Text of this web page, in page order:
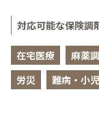
対応可能な保険調
在宅医療 麻薬
労災
難病・小